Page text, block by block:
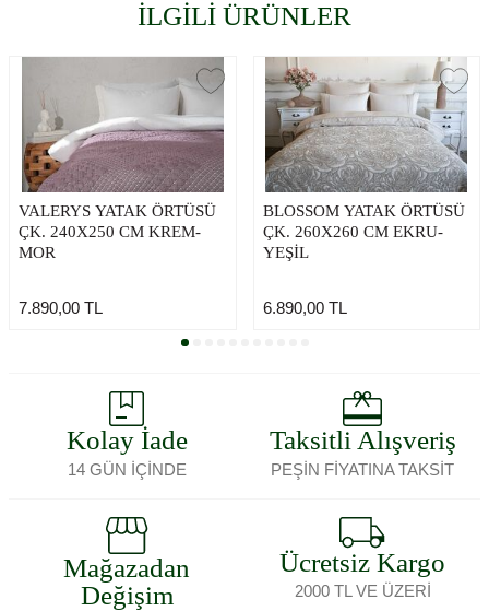
İLGİLİ ÜRÜNLER
VALERYS YATAK ÖRTÜSÜ
ÇK. 240X250 CM KREM-
MOR
7.890,00 TL
BLOSSOM YATAK ÖRTÜSÜ
ÇK. 260X260 CM EKRU-
YEŞİL
6.890,00TL
Kolay İade
14 GÜN İÇİNDE
Taksitli Alışveriş
PEŞİN FİYATINA TAKSİT
Mağazadan
Değişim
Ücretsiz Kargo
2000 TL VE ÜZERİ